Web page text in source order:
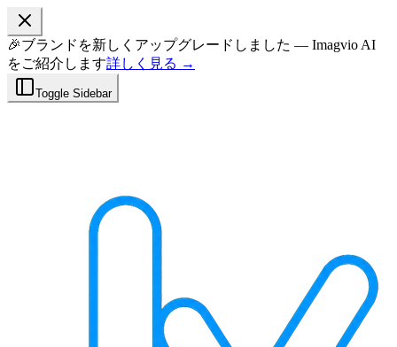
🎉ブランドを新しくアップグレードしました — Imagvio AI
をご紹介します詳しく見る →
Toggle Sidebar